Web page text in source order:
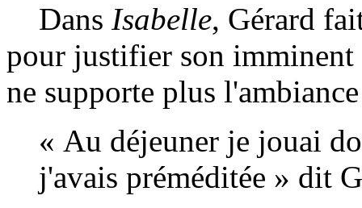
Dans Isabelle, Gérard
pour justifier son
ne supporte plus
« Au déjeuner je jouai
j'avais préméditée » dit